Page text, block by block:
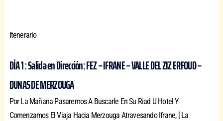
Itenerario
DÍA 1 : Salida en Dirección: FEZ – IFRANE – VALLE DEL ZIZ ERFOUD –
DUNAS DE MERZOUGA
Por La Mañana Pasaremos A Buscarle En Su Riad U Hotel Y
Comenzamos El Viaja Hacia Merzouga Atravesando Ifrane, [ La